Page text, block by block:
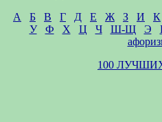
А
Б В Г Д Е Ж З И К
У
Ф Х Ц Ч Ш-Щ Э
100